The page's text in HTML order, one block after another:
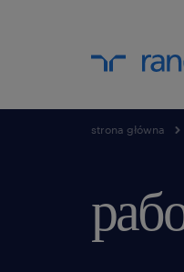
strona główna